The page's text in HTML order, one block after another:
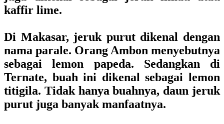
kaffir lime.
Di Makasar, jeruk purut dikenal dengan
nama parale. Orang Ambon menyebutnya
sebagai lemon papeda. Sedangkan di
Ternate, buah ini dikenal sebagai lemon
titigila. Tidak hanya buahnya, daun jeruk
purut juga banyak manfaatnya.